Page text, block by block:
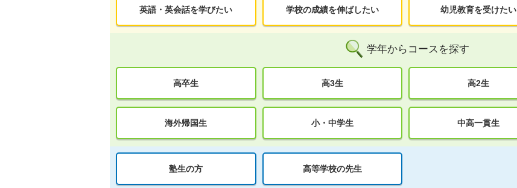
英語・英会話を学びたい 学校の成績を伸ばしたい 幼児教育を受けたい
学年からコースを探す
高卒生 高3生 高2生
海外帰国生 小・中学生 中高一貫生
塾生の方 高等学校の先生